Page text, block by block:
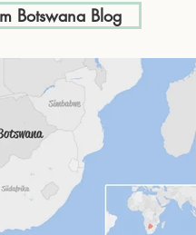
Botswana Blog